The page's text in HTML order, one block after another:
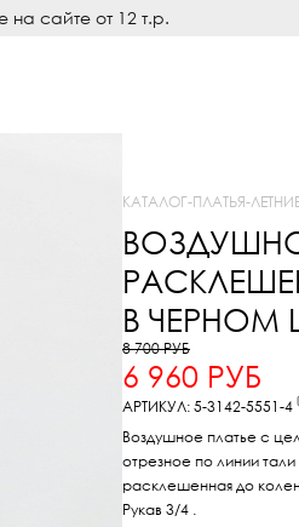
на сайте от 12 т.р.
КАТАЛОГ-ПЛАТЬЯ-
В ЧЕРНОМ
8 700 РУБ
6 960 РУБ
АРТИКУЛ: 5-3142-5551-4
Воздушное платье с
отрезное по линии
расклешенная до
Рукав 3/4 .